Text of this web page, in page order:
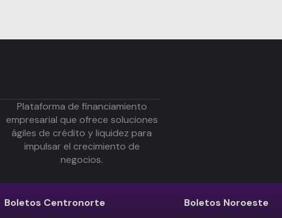
Plataforma de financiamiento
empresarial que ofrece soluciones
ágiles de crédito y liquidez para
impulsar el crecimiento de
negocios.
Boletos Centronorte
Boletos Noroeste